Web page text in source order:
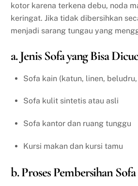
kotor karena terkena debu, noda
keringat. Jika tidak dibersihkan
menjadi sarang tungau yang
a. Jenis Sofa yang Bisa
Sofa kain (katun, linen,
Sofa kulit sintetis atau asli
Sofa kantor dan ruang tunggu
Kursi makan dan kursi tamu
b. Proses Pembersihan